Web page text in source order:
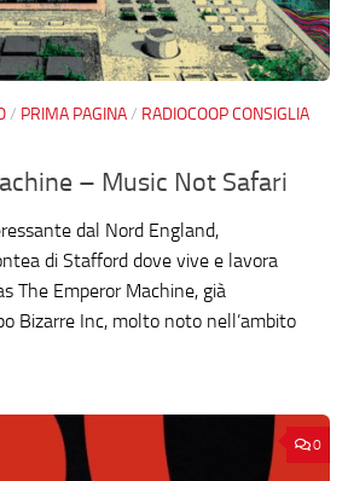
/ PRIMA PAGINA/ RADIOCOOP CONSIGLIA
– Music Not Safari
dal Nord England,
di Stafford dove vive e lavora
The Emperor Machine, già
Bizarre Inc, molto noto nell’ambito
0